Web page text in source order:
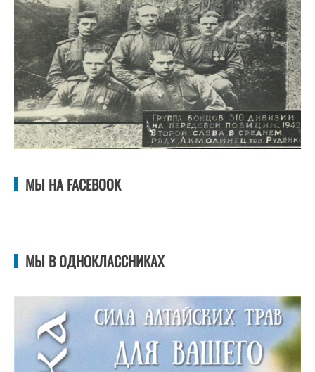
МЫ НА FACEBOOK
МЫ В ОДНОКЛАССНИКАХ